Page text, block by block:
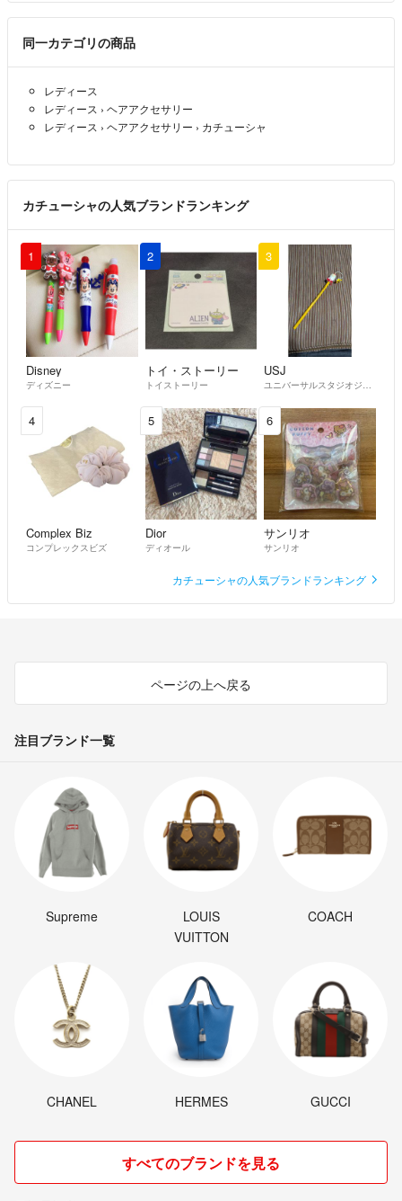
同一カテゴリの商品
レディース
レディース › ヘアアクセサリー
レディース › ヘアアクセサリー › カチューシャ
カチューシャの人気ブランドランキング
1
Disney
ディズニー
2
トイ・ストーリー
トイストーリー
3
USJ
ユニバーサルスタジオジャパン
4
Complex Biz
コンプレックスビズ
5
Dior
ディオール
6
サンリオ
サンリオ
カチューシャの人気ブランドランキング
ページの上へ戻る
注目ブランド一覧
Supreme
LOUIS
VUITTON
COACH
CHANEL HERMES GUCCI
すべてのブランドを見る